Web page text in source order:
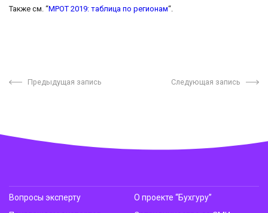
Также см. “МРОТ 2019: таблица по регионам“.
Предыдущая запись Следующая запись
Вопросы эксперту
О проекте “Бухгуру”